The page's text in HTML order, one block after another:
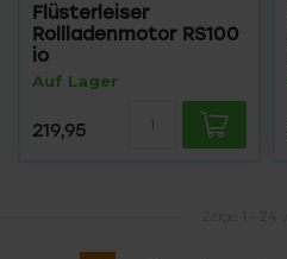
Flüsterleiser
Rollladenmotor RS100
io
Auf Lager
219,95
1 24